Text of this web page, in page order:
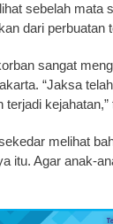
sebelah mata
dari perbuatan
sangat
“Jaksa
kejahatan,”
melihat
itu. Agar anak-